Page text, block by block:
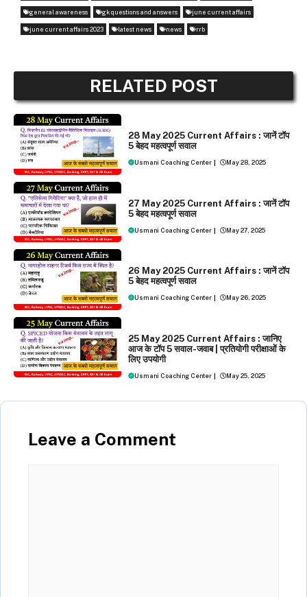
general awareness gk questions and answers june current affairs
june current affairs 2023 latest news news rrb
RELATED POST
28 May 2025 Current Affairs : जानें टॉप
5 बेहद महत्वपूर्ण सवाल
Usmani Coaching Center | May 28, 2025
27 May 2025 Current Affairs : जानें टॉप
5 बेहद महत्वपूर्ण सवाल
Usmani Coaching Center | May 27, 2025
26 May 2025 Current Affairs : जानें टॉप
5 बेहद महत्वपूर्ण सवाल
Usmani Coaching Center | May 26, 2025
25 May 2025 Current Affairs : जानिए
आज के टॉप 5 सवाल-जवाब | प्रतियोगी परीक्षाओं के
लिए उपयोगी
Usmani Coaching Center | May 25, 2025
Leave a Comment